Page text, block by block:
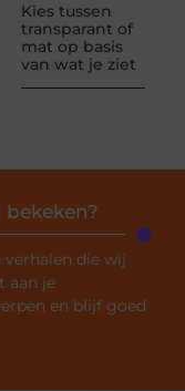
Kies tussen
transparant of
mat op basis
van wat je ziet
bekeken?
verhalen die wij
aan je
en blijf goed